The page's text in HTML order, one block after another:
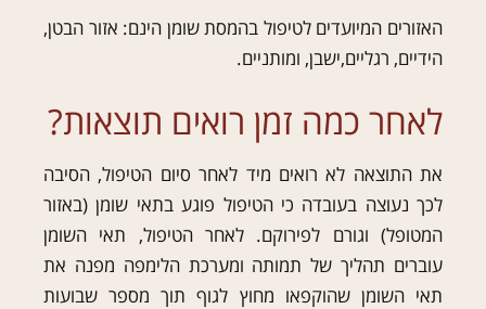
האזורים המיועדים לטיפול בהמסת שומן הינם: אזור הבטן,
הידיים, רגליים,ישבן, ומותניים.
לאחר כמה זמן רואים תוצאות?
את התוצאה לא רואים מיד לאחר סיום הטיפול, הסיבה
לכך נעוצה בעובדה כי הטיפול פוגע בתאי שומן (באזור
המטופל) וגורם לפירוקם. לאחר הטיפול, תאי השומן
עוברים תהליך של תמותה ומערכת הלימפה מפנה את
תאי השומן שהוקפאו מחוץ לגוף תוך מספר שבועות